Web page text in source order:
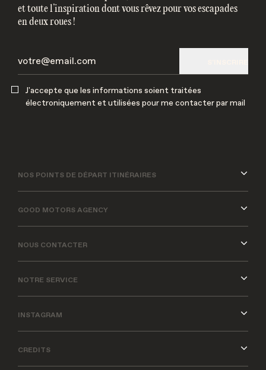
et toute l’inspiration dont vous rêvez pour vos escapades
en deux roues !
J'accepte que les informations soient traitées
électroniquement et utilisées pour me contacter par mail
NOS POINTS DE DÉPART ITINÉRAIRES
GOOD MOTORS AGENCY
NOUS CONTACTER
NOTRE SERVICE
INSTAGRAM
CREDITS